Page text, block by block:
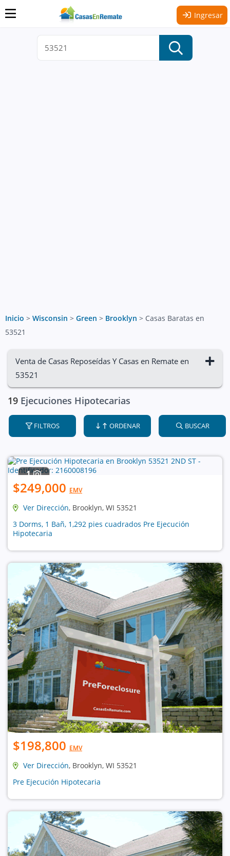
Ingresar
Inicio > Wisconsin > Green > Brooklyn > Casas Baratas en
53521
Venta de Casas Reposeídas Y Casas en Remate en
53521
19 Ejecuciones Hipotecarias
FILTROS ORDENAR BUSCAR
1
$249,000 EMV
Ver Dirección, Brooklyn, WI 53521
3 Dorms, 1 Bañ, 1,292 pies cuadrados Pre Ejecución
Hipotecaria
$198,800 EMV
Ver Dirección, Brooklyn, WI 53521
Pre Ejecución Hipotecaria